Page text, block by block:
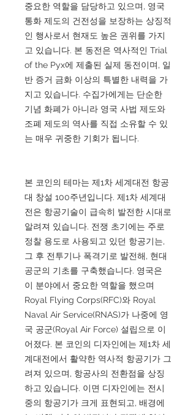
중요한 역할을 담당하고 있으며, 영국
통화 제도의 건전성을 보장하는 상징적
인 행사로서 현재도 높은 권위를 가지
고 있습니다. 본 동전은 역사적인 Trial
of the Pyx에 제출된 실제 동전이며, 일
반 증거 금화 이상의 특별한 내력을 가
지고 있습니다. 수집가에게는 단순한
기념 화폐가 아니라 영국 사법 제도와
조폐 제도의 역사를 직접 소유할 수 있
는 매우 귀중한 기회가 됩니다.
본 코인의 테마는 제1차 세계대전 항공
대 창설 100주년입니다. 제1차 세계대
전은 항공기술이 급속히 발전한 시대로
알려져 있습니다. 전쟁 초기에는 주로
정찰 용도로 사용되고 있던 항공기는,
그 후 전투기나 폭격기로 발전해, 현대
공군의 기초를 구축했습니다. 영국은
이 분야에서 중요한 역할을 했으며
Royal Flying Corps(RFC)와 Royal
Naval Air Service(RNAS)가 나중에 영
국 공군(Royal Air Force) 설립으로 이
어졌다. 본 코인의 디자인에는 제1차 세
계대전에서 활약한 역사적 항공기가 그
려져 있으며, 항공사의 전환점을 상징
하고 있습니다. 이면 디자인에는 전시
중의 항공기가 크게 표현되고, 배경에